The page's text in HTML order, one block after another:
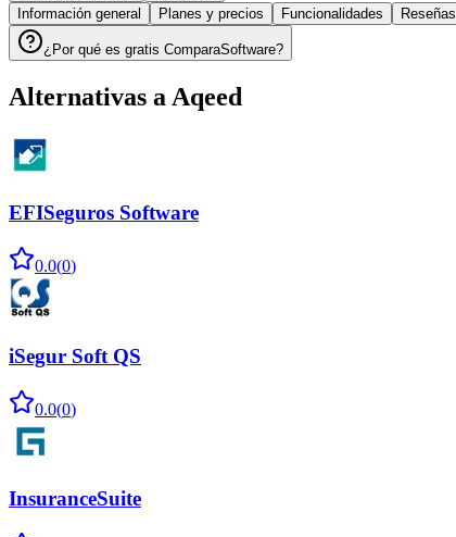
Información general
Planes y precios Funcionalidades Reseñas
¿Por qué es gratis ComparaSoftware?
Alternativas a Aqeed
EFISeguros Software
0.0(0)
iSegur Soft QS
0.0(0)
InsuranceSuite